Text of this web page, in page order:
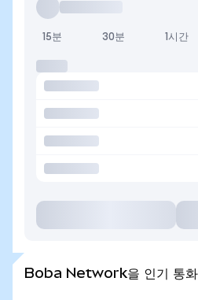
15분 30분 1시간
Boba Network을 인기 통화